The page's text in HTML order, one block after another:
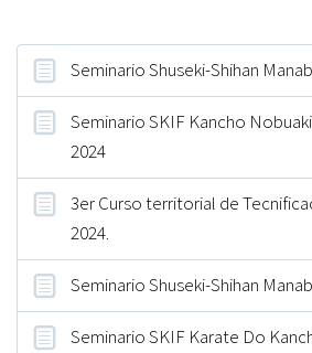
Seminario Shuseki-Shihan
Seminario SKIF Kancho
2024
3er Curso territorial de
2024.
Seminario Shuseki-Shihan
Seminario SKIF Karate Do